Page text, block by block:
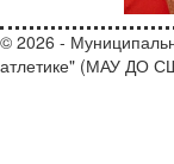
© 2026 -
атлетике" (МАУ ДО